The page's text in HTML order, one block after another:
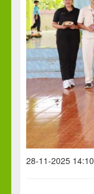
28-11-2025 14:10